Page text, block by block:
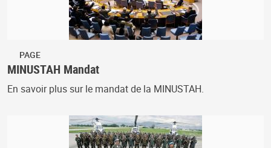
PAGE
MINUSTAH Mandat
En savoir plus sur le mandat de la MINUSTAH.